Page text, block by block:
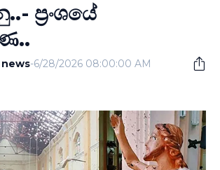
ප‍්‍රංශයේ
news-6/28/2026 08:00:00 AM